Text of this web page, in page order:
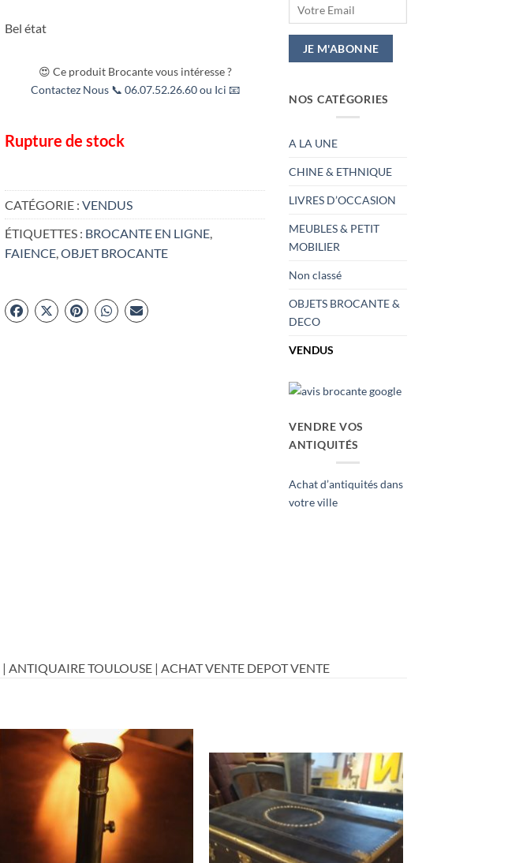
Bel état
😍 Ce produit Brocante vous intéresse ?
Contactez Nous 📞 06.07.52.26.60 ou Ici 📧
Rupture de stock
CATÉGORIE : VENDUS
ÉTIQUETTES : BROCANTE EN LIGNE
FAIENCE OBJET BROCANTE
NOS CATÉGORIES
A LA UNE
CHINE & ETHNIQUE
LIVRES D’OCCASION
MEUBLES & PETIT
MOBILIER
Non classé
OBJETS BROCANTE &
DECO
VENDUS
VENDRE VOS
ANTIQUITÉS
Achat d’antiquités dans
votre ville
| ANTIQUAIRE TOULOUSE | ACHAT VENTE DEPOT VENTE